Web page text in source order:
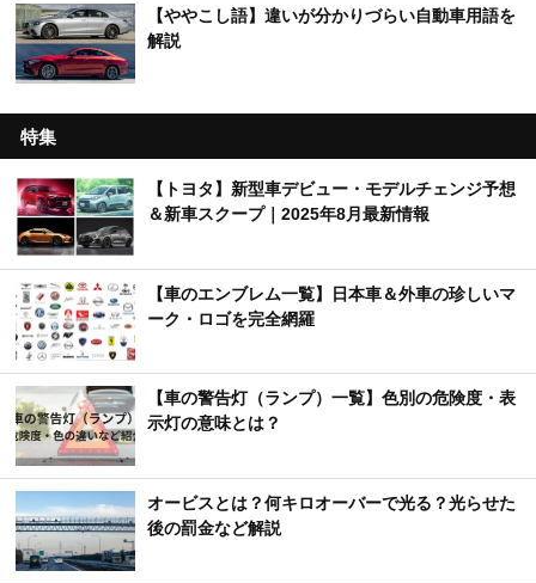
【ややこし語】違いが分かりづらい自動車用語を
解説
特集
【トヨタ】新型車デビュー・モデルチェンジ予想
＆新車スクープ｜2025年8月最新情報
【車のエンブレム一覧】日本車＆外車の珍しいマ
ーク・ロゴを完全網羅
【車の警告灯（ランプ）一覧】色別の危険度・表
示灯の意味とは？
オービスとは？何キロオーバーで光る？光らせた
後の罰金など解説